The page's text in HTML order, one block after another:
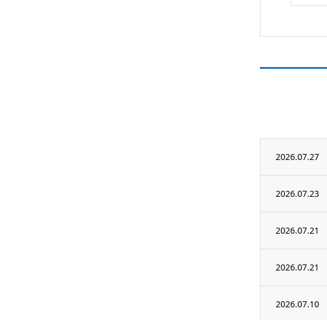
2026.07.27
2026.07.23
2026.07.21
2026.07.21
2026.07.10